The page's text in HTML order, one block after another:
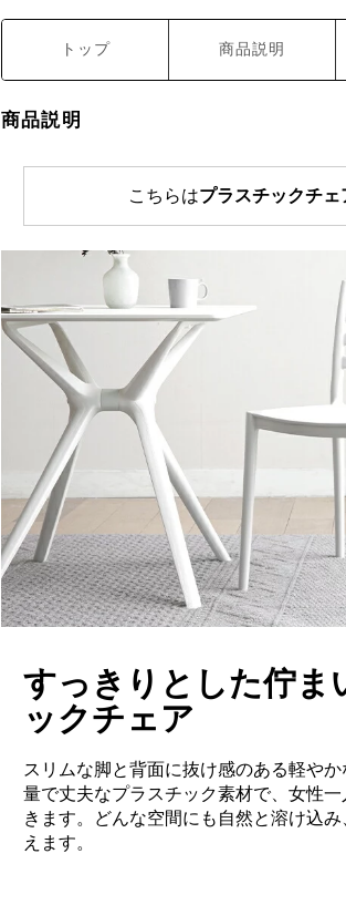
トップ 商品説明
商品説明
こちらはプラスチックチェ
すっきりとした佇ま
ックチェア
スリムな脚と背面に抜け感のある軽や
量で丈夫なプラスチック素材で、女性
きます。どんな空間にも自然と溶け込
えます。